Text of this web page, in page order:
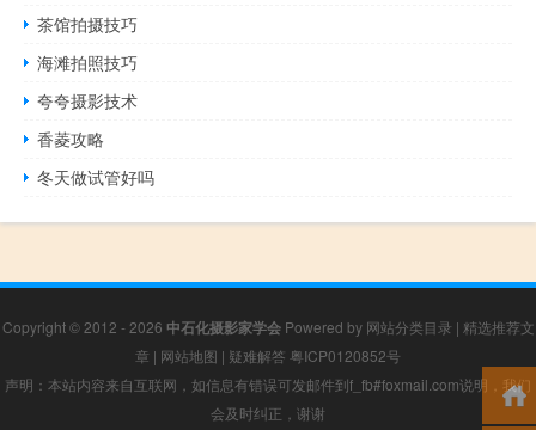
茶馆拍摄技巧
海滩拍照技巧
夸夸摄影技术
香菱攻略
冬天做试管好吗
Copyright © 2012 - 2026 中石化摄影家学会Powered by 网站分类目录 | 精选推荐文
章 | 网站地图 | 疑难解答 粤ICP0120852号
声明：本站内容来自互联网，如信息有错误可发邮件到f_fb#foxmail.com说明，我们
会及时纠正，谢谢